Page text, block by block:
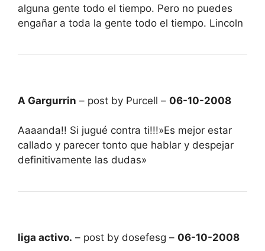
alguna gente todo el tiempo. Pero no puedes
engañar a toda la gente todo el tiempo. Lincoln
A Gargurrin – post by Purcell – 06-10-2008
Aaaanda!! Si jugué contra ti!!!»Es mejor estar
callado y parecer tonto que hablar y despejar
definitivamente las dudas»
liga activo. – post by dosefesg – 06-10-2008